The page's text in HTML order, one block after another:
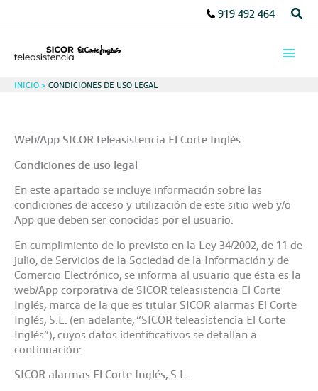
919 492 464
INICIO CONDICIONES DE USO LEGAL
Web/App SICOR teleasistencia El Corte Inglés
Condiciones de uso legal
En este apartado se incluye información sobre las
condiciones de acceso y utilización de este sitio web y/o
App que deben ser conocidas por el usuario.
En cumplimiento de lo previsto en la Ley 34/2002, de 11 de
julio, de Servicios de la Sociedad de la Información y de
Comercio Electrónico, se informa al usuario que ésta es la
web/App corporativa de SICOR teleasistencia El Corte
Inglés, marca de la que es titular SICOR alarmas El Corte
Inglés, S.L. (en adelante, “SICOR teleasistencia El Corte
Inglés”), cuyos datos identificativos se detallan a
continuación:
SICOR alarmas El Corte Inglés, S.L.